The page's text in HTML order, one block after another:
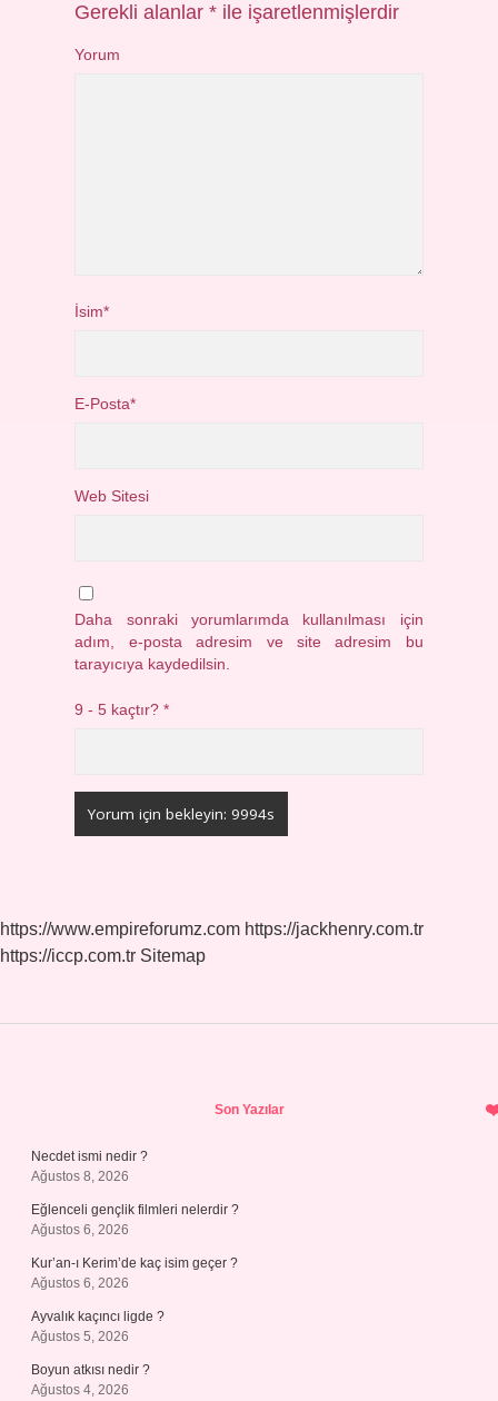
Gerekli alanlar* ile işaretlenmişlerdir
Yorum
İsim*
E-Posta*
Web Sitesi
Daha sonraki yorumlarımda kullanılması için
adım, e-posta adresim ve site adresim bu
tarayıcıya kaydedilsin.
9 - 5 kaçtır?*
https://www.empireforumz.com https://jackhenry.com.tr
https://iccp.com.tr Sitemap
Son Yazılar
Necdet ismi nedir ?
Ağustos 8, 2026
Eğlenceli gençlik filmleri nelerdir ?
Ağustos 6, 2026
Kur’an-ı Kerim’de kaç isim geçer ?
Ağustos 6, 2026
Ayvalık kaçıncı ligde ?
Ağustos 5, 2026
Boyun atkısı nedir ?
Ağustos 4, 2026